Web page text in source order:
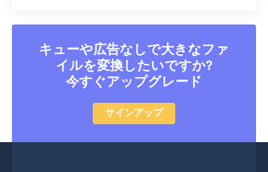
キューや広告なしで大きなファ
イルを変換したいですか?
今すぐアップグレード
サインアップ